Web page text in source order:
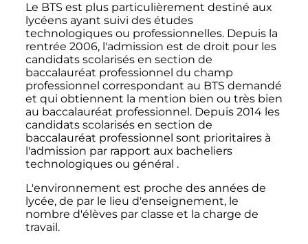
Le BTS est plus particulièrement destiné aux
lycéens ayant suivi des études
technologiques ou professionnelles. Depuis la
rentrée 2006, l'admission est de droit pour les
candidats scolarisés en section de
baccalauréat professionnel du champ
professionnel correspondant au BTS demandé
et qui obtiennent la mention bien ou très bien
au baccalauréat professionnel. Depuis 2014 les
candidats scolarisés en section de
baccalauréat professionnel sont prioritaires à
l'admission par rapport aux bacheliers
technologiques ou général .
L'environnement est proche des années de
lycée, de par le lieu d'enseignement, le
nombre d'élèves par classe et la charge de
travail.